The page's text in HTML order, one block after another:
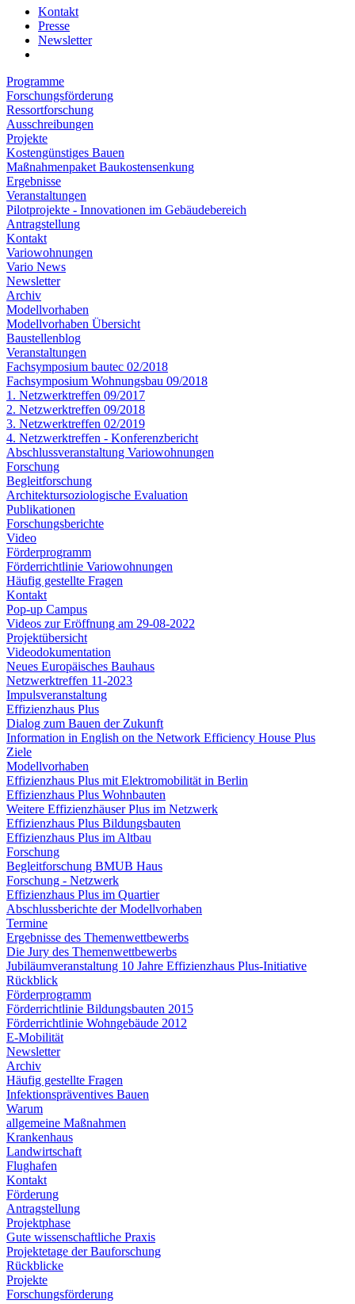
Kontakt
Presse
Newsletter
Programme
Forschungsförderung
Ressortforschung
Ausschreibungen
Projekte
Kostengünstiges Bauen
Maßnahmenpaket Baukostensenkung
Ergebnisse
Veranstaltungen
Pilotprojekte - Innovationen im Gebäudebereich
Antragstellung
Kontakt
Variowohnungen
Vario News
Newsletter
Archiv
Modellvorhaben
Modellvorhaben Übersicht
Baustellenblog
Veranstaltungen
Fachsymposium bautec 02/2018
Fachsymposium Wohnungsbau 09/2018
1. Netzwerktreffen 09/2017
2. Netzwerktreffen 09/2018
3. Netzwerktreffen 02/2019
4. Netzwerktreffen - Konferenzbericht
Abschlussveranstaltung Variowohnungen
Forschung
Begleitforschung
Architektursoziologische Evaluation
Publikationen
Forschungsberichte
Video
Förderprogramm
Förderrichtlinie Variowohnungen
Häufig gestellte Fragen
Kontakt
Pop-up Campus
Videos zur Eröffnung am 29-08-2022
Projektübersicht
Videodokumentation
Neues Europäisches Bauhaus
Netzwerktreffen 11-2023
Impulsveranstaltung
Effizienzhaus Plus
Dialog zum Bauen der Zukunft
Information in English on the Network Efficiency House Plus
Ziele
Modellvorhaben
Effizienzhaus Plus mit Elektromobilität in Berlin
Effizienzhaus Plus Wohnbauten
Weitere Effizienzhäuser Plus im Netzwerk
Effizienzhaus Plus Bildungsbauten
Effizienzhaus Plus im Altbau
Forschung
Begleitforschung BMUB Haus
Forschung - Netzwerk
Effizienzhaus Plus im Quartier
Abschlussberichte der Modellvorhaben
Termine
Ergebnisse des Themenwettbewerbs
Die Jury des Themenwettbewerbs
Jubiläumveranstaltung 10 Jahre Effizienzhaus Plus-Initiative
Rückblick
Förderprogramm
Förderrichtlinie Bildungsbauten 2015
Förderrichtlinie Wohngebäude 2012
E-Mobilität
Newsletter
Archiv
Häufig gestellte Fragen
Infektionspräventives Bauen
Warum
allgemeine Maßnahmen
Krankenhaus
Landwirtschaft
Flughafen
Kontakt
Förderung
Antragstellung
Projektphase
Gute wissenschaftliche Praxis
Projektetage der Bauforschung
Rückblicke
Projekte
Forschungsförderung